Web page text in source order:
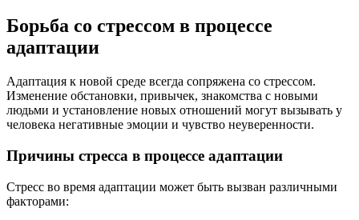
Борьба со стрессом в процессе
адаптации
Адаптация к новой среде всегда сопряжена со стрессом.
Изменение обстановки, привычек, знакомства с новыми
людьми и установление новых отношений могут вызывать у
человека негативные эмоции и чувство неуверенности.
Причины стресса в процессе адаптации
Стресс во время адаптации может быть вызван различными
факторами: